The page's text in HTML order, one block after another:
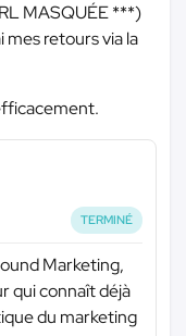
MASQUÉE ***)
retours via la
TERMINÉ
Marketing,
qui connaît déjà
du marketing